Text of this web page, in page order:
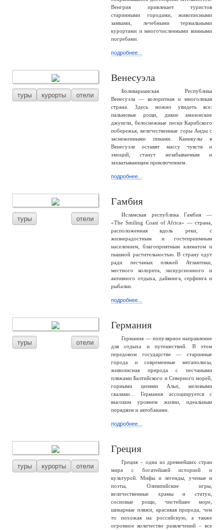
Венгрия привлекает туристов
старинными городами, живописными
замками, лечебными термальными
курортами и многочисленными винными
погребами.
подробнее...
туры курорты отели
Венесуэла
Боливарианская Республика
Венесуэла — колоритная и многоликая
страна. Здесь можно увидеть все:
пальмовые рощи, дикие амазонские
джунгли, белоснежные пески Карибского
побережья, величественные горы Анды с
заснеженными пиками. Каникулы в
Венесуэле оставят массу чувств и
эмоций, станут незабываемым и
захватывающим приключением.
подробнее...
туры отели
Гамбия
Исламская республика Гамбия —
«The Smiling Coast of Africa» — страна,
расположенная вдоль реки, с
жизнерадостным и гостеприимным
населением, благоприятным климатом и
пышной растительностью. В страну едут
ради песчаных пляжей Атлантики,
местного колорита, экскурсионного и
активного отдыха, дайвинга, серфинга и
рыбалки.
подробнее...
туры отели
Германия
Германия — популярное направление
для отдыха и путешествий. В этом
передовом государстве — старинные
города и современные мегаполисы,
живописная природа с песчаными
пляжами Балтийского и Северного морей,
горными цепями Альп, меловыми
скалами… Германия ассоциируется с
высоким уровнем жизни, идеальным
порядком и автобанами.
подробнее...
туры курорты отели
Греция
Греция – одна из древнейших стран
мира с богатейшей историей и
культурой. Мифы и легенды, ученые и
поэты, Олимпийские игры,
величественные храмы и статуи,
сосновые рощи, чистейшее море,
шикарные пляжи, красивая природа, чем
то похожая на российскую, а также
огромное количество развлечений – все